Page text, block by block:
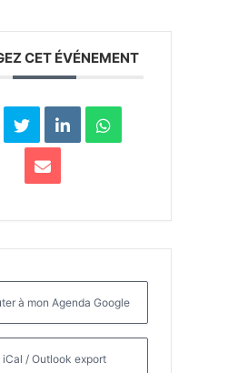
CET ÉVÉNEMENT
à mon Agenda Google
iCal / Outlook export